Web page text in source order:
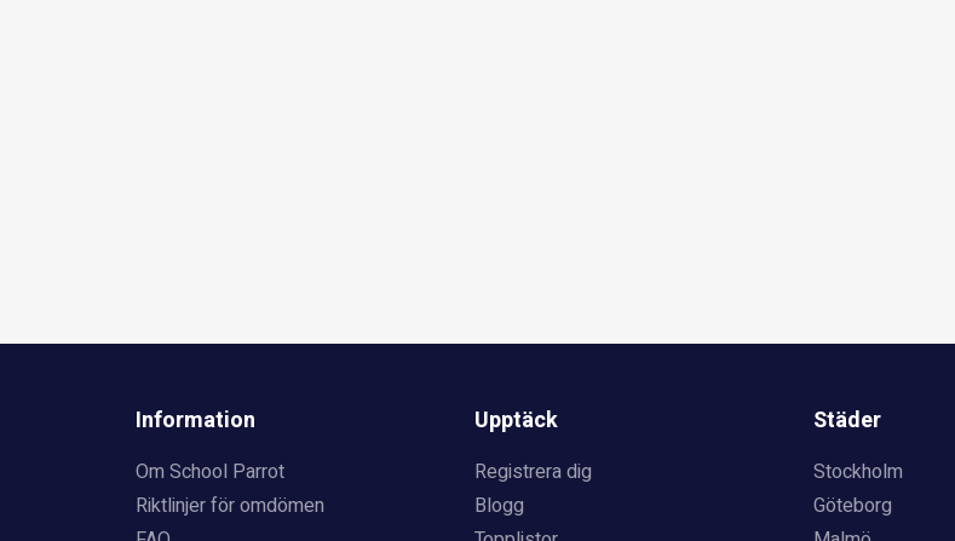
Information
Om School Parrot
Riktlinjer för omdömen
Upptäck
Registrera dig
Blogg
Städer
Stockholm
Göteborg